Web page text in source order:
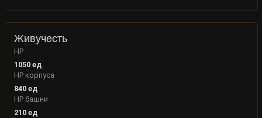
Живучесть
HP
1050ед
HP корпуса
840ед
HP башни
210ед